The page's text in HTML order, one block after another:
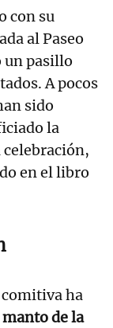
con su
al Paseo
un pasillo
A pocos
sido
la
en el libro
ha
de la